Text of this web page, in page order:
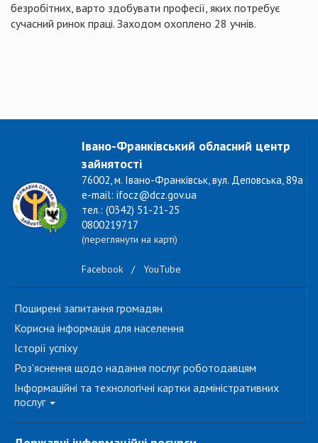
безробітних, варто здобувати професії, яких потребує
сучасний ринок праці. Заходом охоплено 28 учнів.
Івано-Франківський обласний центр
зайнятості
76002, м. Івано-Франківськ, вул. Деповська, 89а
e-mail: ifocz@dcz.gov.ua
тел.: (0342) 51-21-25
0800219717
(переглянути на карті)
Facebook / YouTube
Поширені запитання громадян
Корисна інформація для населення
Історії успіху
Роз'яснення щодо надання послуг роботодавцям
Інформаційні та технологічні картки адміністративних
послуг